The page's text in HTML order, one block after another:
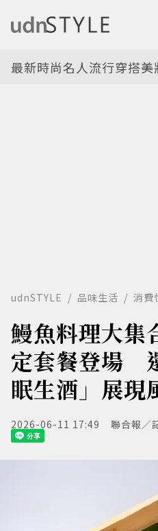
最新時尚名人流行穿搭美
udnSTYLE 品味生活 消費
鰻魚料理大集
定套餐登場
眠生酒」展現
2026-06-11 17:49 聯合報／